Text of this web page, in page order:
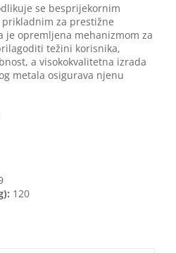
se besprijekornim
za prestižne
je opremljena mehanizmom za
težini korisnika,
a visokokvalitetna izrada
metala osigurava njenu
120